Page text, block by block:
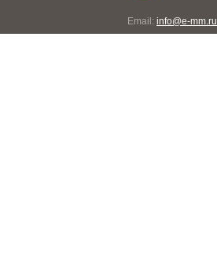
Email: info@e-mm.ru